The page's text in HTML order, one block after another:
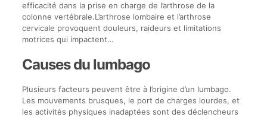
efficacité dans la prise en charge de l’arthrose de la
colonne vertébrale.L’arthrose lombaire et l’arthrose
cervicale provoquent douleurs, raideurs et limitations
motrices qui impactent…
Causes du lumbago
Plusieurs facteurs peuvent être à l’origine d’un lumbago.
Les mouvements brusques, le port de charges lourdes, et
les activités physiques inadaptées sont des déclencheurs